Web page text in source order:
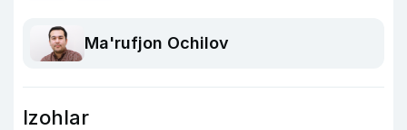
Ma'rufjon Ochilov
Izohlar